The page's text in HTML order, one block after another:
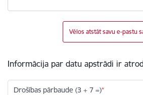
Vēlos atstāt savu e-pastu
Informācija par datu apstrādi ir
Drošības pārbaude (3 + 7 =)